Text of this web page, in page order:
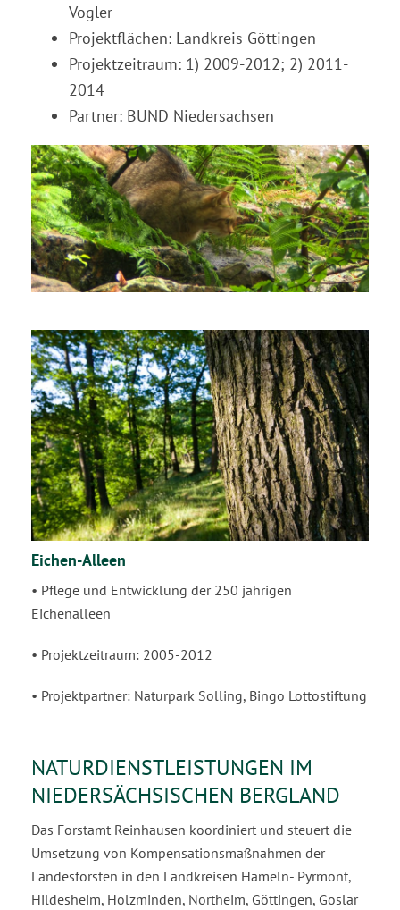
Vogler
Projektflächen: Landkreis Göttingen
Projektzeitraum: 1) 2009-2012; 2) 2011-
2014
Partner: BUND Niedersachsen
Eichen-Alleen
• Pflege und Entwicklung der 250 jährigen
Eichenalleen
• Projektzeitraum: 2005-2012
• Projektpartner: Naturpark Solling, Bingo Lottostiftung
NATURDIENSTLEISTUNGEN IM
NIEDERSÄCHSISCHEN BERGLAND
Das Forstamt Reinhausen koordiniert und steuert die
Umsetzung von Kompensationsmaßnahmen der
Landesforsten in den Landkreisen Hameln- Pyrmont,
Hildesheim, Holzminden, Northeim, Göttingen, Goslar